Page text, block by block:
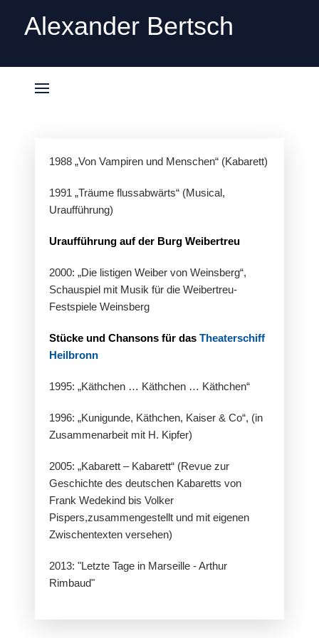
Alexander Bertsch
1988 „Von Vampiren und Menschen“ (Kabarett)
1991 „Träume flussabwärts“ (Musical,
Uraufführung)
Uraufführung auf der Burg Weibertreu
2000: „Die listigen Weiber von Weinsberg“,
Schauspiel mit Musik für die Weibertreu-
Festspiele Weinsberg
Stücke und Chansons für das Theaterschiff
Heilbronn
1995: „Käthchen … Käthchen … Käthchen“
1996: „Kunigunde, Käthchen, Kaiser & Co“, (in
Zusammenarbeit mit H. Kipfer)
2005: „Kabarett – Kabarett“ (Revue zur
Geschichte des deutschen Kabaretts von
Frank Wedekind bis Volker
Pispers,zusammengestellt und mit eigenen
Zwischentexten versehen)
2013: "Letzte Tage in Marseille - Arthur
Rimbaud"